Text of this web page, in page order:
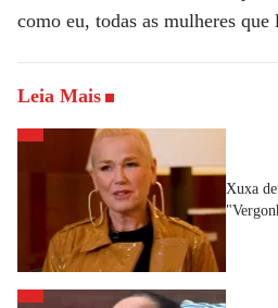
como eu, todas as mulheres
Leia Mais
Xuxa